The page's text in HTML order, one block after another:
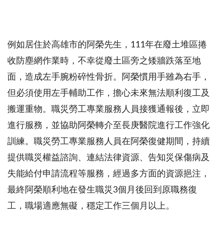
例如居住於高雄市的阿榮先生，111年在廢土堆區捲
收防塵網作業時，不幸從廢土區旁之矮牆跌落至地
面，造成左手腕粉碎性骨折。阿榮慣用手雖為右手，
但必須使用左手輔助工作，擔心未來無法順利復工及
搬運重物。職災勞工專業服務人員接獲通報後，立即
進行服務，並協助阿榮轉介至長庚醫院進行工作強化
訓練。職災勞工專業服務人員在阿榮復健期間，持續
提供職災權益諮詢、連結法律資源、告知災保傷病及
失能給付申請流程等服務，經過多方面的資源挹注，
最終阿榮順利地在發生職災3個月後回到原職務復
工，職場適應無礙，穩定工作三個月以上。